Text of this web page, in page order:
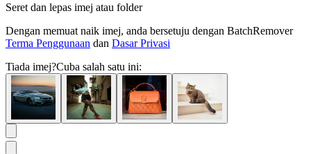
Seret dan lepas imej atau folder
Dengan memuat naik imej, anda bersetuju dengan BatchRemover
Terma Penggunaan dan Dasar Privasi
Tiada imej?Cuba salah satu ini: